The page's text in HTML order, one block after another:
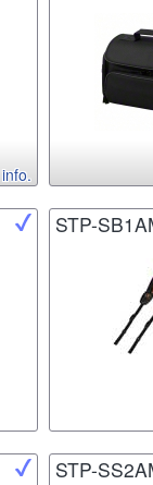
STP-
STP-